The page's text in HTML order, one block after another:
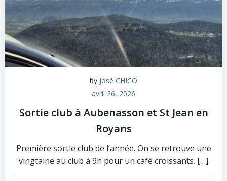
by José CHICO
avril 26, 2026
Sortie club à Aubenasson et St Jean en
Royans
Première sortie club de l’année. On se retrouve une
vingtaine au club à 9h pour un café croissants. […]